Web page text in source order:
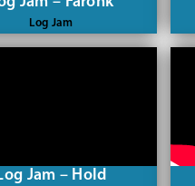
Log Jam
Jam – Hold